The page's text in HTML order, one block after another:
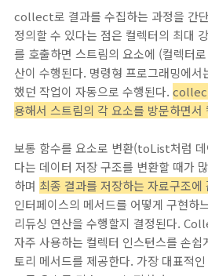
collect로 결과를 수집하는 과정을 간
정의할 수 있다는 점은 컬렉터의 최대
를 호출하면 스트림의 요소에 (컬렉터
산이 수행된다. 명령형 프로그래밍에
했던 작업이 자동으로 수행된다.
용해서 스트림의 각 요소를 방문하면서
보통 함수를 요소로 변환(toList처럼
다는 데이터 저장 구조를 변환할 때가
하며 최종 결과를 저장하는 자료구조에
인터페이스의 메서드를 어떻게 구현하
리듀싱 연산을 수행할지 결정된다.
자주 사용하는 컬렉터 인스턴스를 손쉽
토리 메서드를 제공한다. 가장 대표적